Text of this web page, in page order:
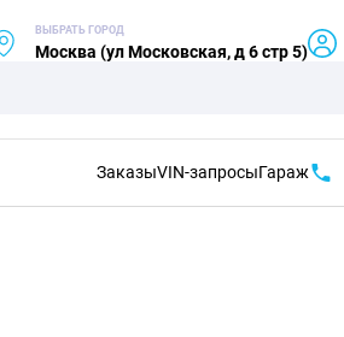
ВЫБРАТЬ ГОРОД
Москва (ул Московская, д 6 стр 5)
ЗаказыVIN-запросыГараж